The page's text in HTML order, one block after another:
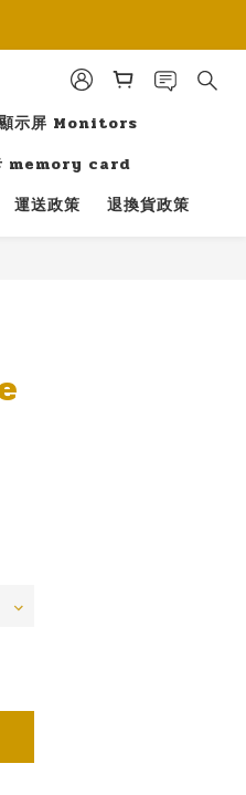
示屏 Monitors
memory card
運送政策 退換貨政策